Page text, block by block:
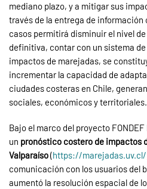
mediano plazo, y a mitigar sus
través de la entrega de información
casos permitirá disminuir el nivel
definitiva, contar con un sistema
impactos de marejadas, se
incrementar la capacidad de
ciudades costeras en Chile,
sociales, económicos y territoriales.
Bajo el marco del proyecto
un pronóstico costero de impactos
Valparaíso(https://marejadas.uv.cl/
comunicación con los usuarios del
aumentó la resolución espacial de